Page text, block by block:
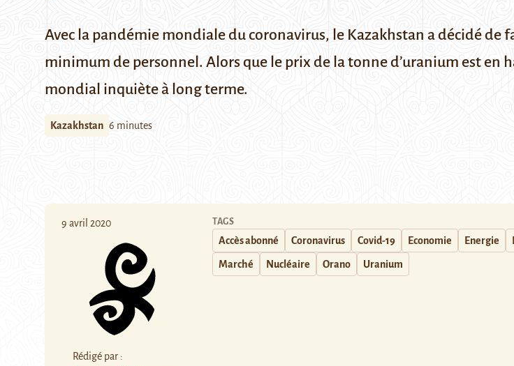
Avec la pandémie mondiale du coronavirus, le Kazakhstan a décidé de
minimum de personnel. Alors que le prix de la tonne d’uranium est en
mondial inquiète à long terme.
Kazakhstan 6 minutes
9 avril 2020
Rédigé par :
TAGS
Accès abonné Coronavirus Covid-19 Economie Energie
Marché Nucléaire Orano Uranium